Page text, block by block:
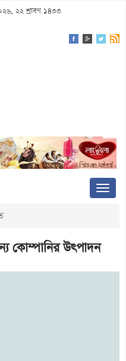
২২ শ্রাবণ ১৪৩৩
কোম্পানির উৎপাদন